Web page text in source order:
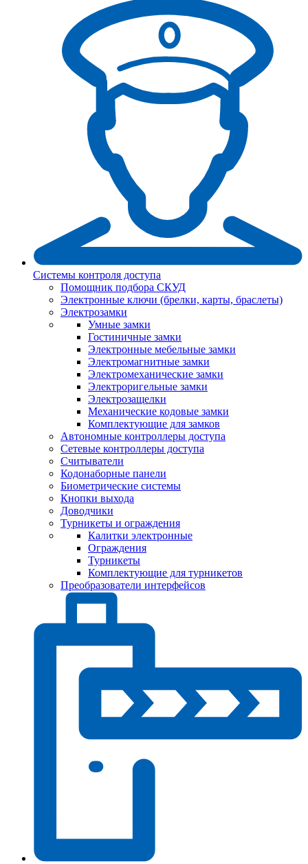
Системы контроля доступа
Помощник подбора СКУД
Электронные ключи (брелки, карты, браслеты)
Электрозамки
Умные замки
Гостиничные замки
Электронные мебельные замки
Электромагнитные замки
Электромеханические замки
Электроригельные замки
Электрозащелки
Механические кодовые замки
Комплектующие для замков
Автономные контроллеры доступа
Сетевые контроллеры доступа
Считыватели
Кодонаборные панели
Биометрические системы
Кнопки выхода
Доводчики
Турникеты и ограждения
Калитки электронные
Ограждения
Турникеты
Комплектующие для турникетов
Преобразователи интерфейсов